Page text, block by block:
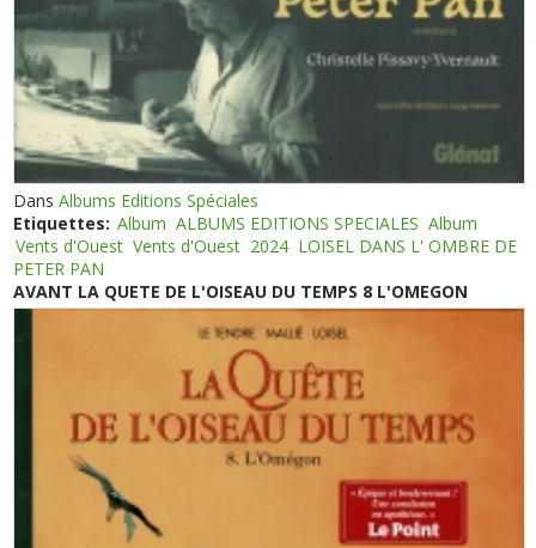
DansAlbums Editions Spéciales
Etiquettes: Album ALBUMS EDITIONS SPECIALES Album
Vents d'Ouest Vents d'Ouest 2024 LOISEL DANS L' OMBRE DE
PETER PAN
AVANT LA QUETE DE L'OISEAU DU TEMPS 8 L'OMEGON